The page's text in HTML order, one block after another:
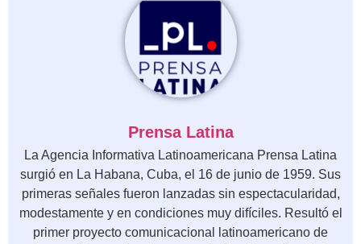
Prensa Latina
La Agencia Informativa Latinoamericana Prensa Latina
surgió en La Habana, Cuba, el 16 de junio de 1959. Sus
primeras señales fueron lanzadas sin espectacularidad,
modestamente y en condiciones muy difíciles. Resultó el
primer proyecto comunicacional latinoamericano de